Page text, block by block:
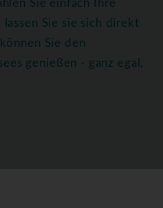
Sie einfach Ihre
lassen Sie sie sich direkt
Sie den
genießen - ganz egal,